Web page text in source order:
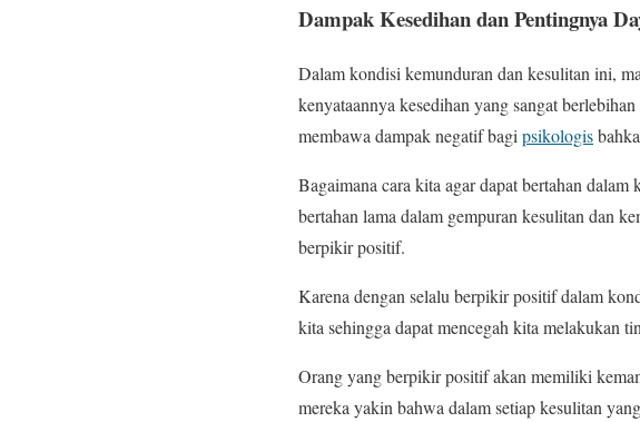
Dampak Kesedihan dan Pentingnya
Dalam kondisi kemunduran dan kesulitan ini,
kenyataannya kesedihan yang sangat
membawa dampak negatif bagi psikologis
Bagaimana cara kita agar dapat bertahan
bertahan lama dalam gempuran kesulitan dan
berpikir positif.
Karena dengan selalu berpikir positif dalam
kita sehingga dapat mencegah kita melakukan
Orang yang berpikir positif akan memiliki
mereka yakin bahwa dalam setiap kesulitan